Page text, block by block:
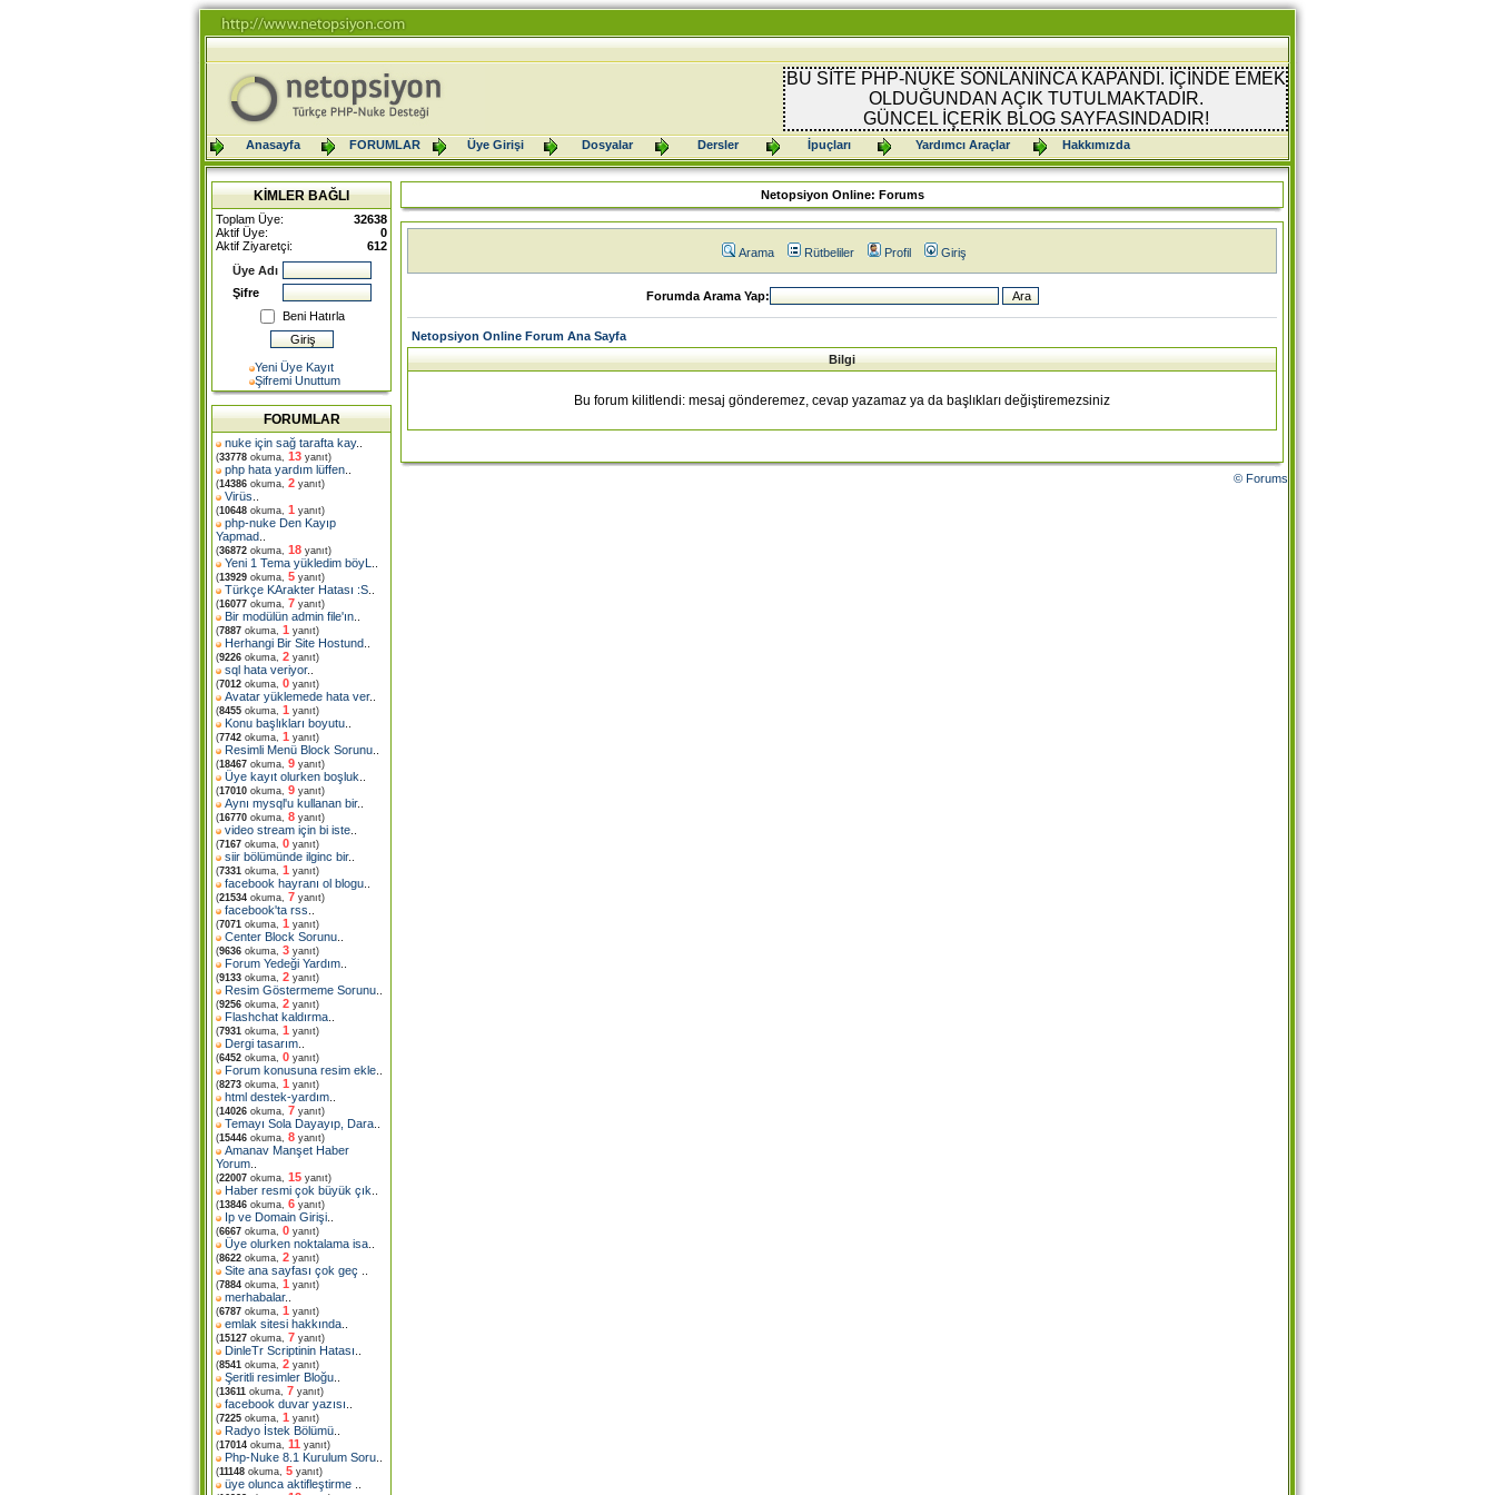
BU SİTE PHP-NUKE SONLANINCA KAPANDI. İÇİNDE EMEK
OLDUĞUNDAN AÇIK TUTULMAKTADIR.
GÜNCEL İÇERİK BLOG SAYFASINDADIR!
Anasayfa FORUMLAR Üye Girişi Dosyalar Dersler İpuçları Yardımcı Araçlar Hakkımızda
KİMLER BAĞLI
Toplam Üye:
32638
Aktif Üye:
0
Aktif Ziyaretçi:
612
Üye Adı
Şifre
Beni Hatırla
Yeni Üye Kayıt
Şifremi Unuttum
FORUMLAR
nuke için sağ tarafta kay..
(33778 okuma, 13 yanıt)
php hata yardım lüffen
(14386 okuma, 2 yanıt)
Virüs
(10648 okuma, 1 yanıt)
php-nuke Den Kayıp
Yapmad
(36872 okuma, 18 yanıt)
Yeni 1 Tema yükledim böyL
(13929 okuma, 5 yanıt)
Türkçe KArakter Hatası :S
(16077 okuma, 7 yanıt)
Bir modülün admin file'ın
(7887 okuma, 1 yanıt)
Herhangi Bir Site Hostund
(9226 okuma, 2 yanıt)
sql hata veriyor..
(7012 okuma, 0 yanıt)
Avatar yüklemede hata ver..
(8455 okuma, 1 yanıt)
Konu başlıkları boyutu
(7742 okuma, 1 yanıt)
Resimli Menü Block Sorunu
(18467 okuma, 9 yanıt)
Üye kayıt olurken boşluk
(17010 okuma, 9 yanıt)
Aynı mysql'u kullanan bir..
(16770 okuma, 8 yanıt)
video stream için bi iste
(7167 okuma, 0 yanıt)
siir bölümünde ilginc bir..
(7331 okuma, 1 yanıt)
facebook hayranı ol blogu
(21534 okuma, 7 yanıt)
facebook'ta rss
(7071 okuma, 1 yanıt)
Center Block Sorunu
(9636 okuma, 3 yanıt)
Forum Yedeği Yardım
(9133 okuma, 2 yanıt)
Resim Göstermeme Sorunu
(9256 okuma, 2 yanıt)
Flashchat kaldırma
(7931 okuma, 1 yanıt)
Dergi tasarım
(6452 okuma, 0 yanıt)
Forum konusuna resim ekle
(8273 okuma, 1 yanıt)
html destek-yardım
(14026 okuma, 7 yanıt)
Temayı Sola Dayayıp, Dara
(15446 okuma, 8 yanıt)
Amanav Manşet Haber
Yorum
(22007 okuma, 15 yanıt)
Haber resmi çok büyük çık
(13846 okuma, 6 yanıt)
Ip ve Domain Girişi
(6667 okuma, 0 yanıt)
Üye olurken noktalama isa
(8622 okuma, 2 yanıt)
Site ana sayfası çok geç
(7884 okuma, 1 yanıt)
merhabalar..
(6787 okuma, 1 yanıt)
emlak sitesi hakkında
(15127 okuma, 7 yanıt)
DinleTr Scriptinin Hatası
(8541 okuma, 2 yanıt)
Şeritli resimler Bloğu
(13611 okuma, 7 yanıt)
facebook duvar yazısı
(7225 okuma, 1 yanıt)
Radyo İstek Bölümü
(17014 okuma, 11 yanıt)
Php-Nuke 8.1 Kurulum Soru
(11148 okuma, 5 yanıt)
üye olunca aktifleştirme
Netopsiyon Online: Forums
Arama Rütbeliler Profil Giriş
Forumda Arama Yap:
Netopsiyon Online Forum Ana Sayfa
Bilgi
Bu forum kilitlendi: mesaj gönderemez, cevap yazamaz ya da başlıkları değiştiremezsiniz
© Forums